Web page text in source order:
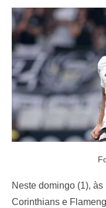
o
Neste domingo (1),
Corinthians e